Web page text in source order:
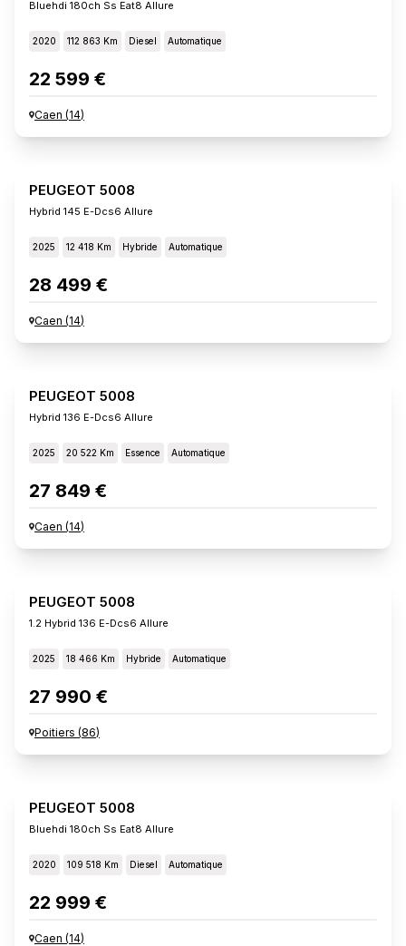
Bluehdi 180ch Ss Eat8 Allure
2020 112 863 Km Diesel Automatique
22 599 €
Caen (14)
PEUGEOT 5008
Hybrid 145 E-Dcs6 Allure
2025 12 418 Km Hybride Automatique
28 499 €
Caen (14)
PEUGEOT 5008
Hybrid 136 E-Dcs6 Allure
2025 20 522 Km Essence Automatique
27 849 €
Caen (14)
PEUGEOT 5008
1.2 Hybrid 136 E-Dcs6 Allure
2025 18 466 Km Hybride Automatique
27 990 €
Poitiers (86)
PEUGEOT 5008
Bluehdi 180ch Ss Eat8 Allure
2020 109 518 Km Diesel Automatique
22 999 €
Caen (14)